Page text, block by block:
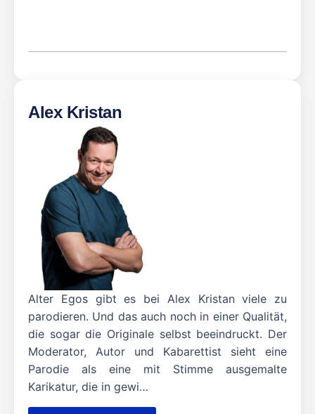
Alex Kristan
Alter Egos gibt es bei Alex Kristan viele zu
parodieren. Und das auch noch in einer Qualität,
die sogar die Originale selbst beeindruckt. Der
Moderator, Autor und Kabarettist sieht eine
Parodie als eine mit Stimme ausgemalte
Karikatur, die in gewi…